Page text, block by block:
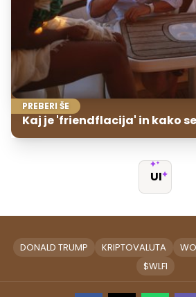
PREBERI ŠE
Kaj je 'friendflacija' in kako
UI
DONALD TRUMP KRIPTOVALUTA
$WLFI